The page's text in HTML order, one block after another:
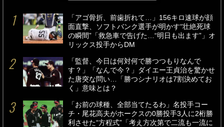
「アゴ骨折、前歯折れて…」156キロ速球が顔
面直撃、ソフトバンク選手が明かす“壮絶死球
の瞬間”「救急車で告げた…“明日も出ます”」オ
リックス投手からDM
「監督、今日は何対何で勝つつもりなんで
す？」「なんで今？」ダイエー王貞治を驚かせ
た唐突な問い…「勝つシナリオは7割決めてお
く」意味とは？
「お前の球種、全部当てたるわ」名投手コー
チ・尾花高夫がホークスの0勝投手3人に2桁勝
利させた“方程式”「考え方次第で二流も一流に